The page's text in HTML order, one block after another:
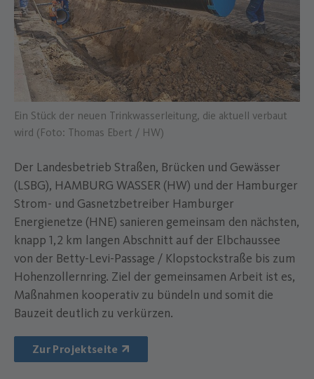
Ein Stück der neuen Trinkwasserleitung, die aktuell verbaut
wird (Foto: Thomas Ebert / HW)
Der Landesbetrieb Straßen, Brücken und Gewässer
(LSBG), HAMBURG WASSER (HW) und der Hamburger
Strom- und Gasnetzbetreiber Hamburger
Energienetze (HNE) sanieren gemeinsam den nächsten,
knapp 1,2 km langen Abschnitt auf der Elbchaussee
von der Betty-Levi-Passage / Klopstockstraße bis zum
Hohenzollernring. Ziel der gemeinsamen Arbeit ist es,
Maßnahmen kooperativ zu bündeln und somit die
Bauzeit deutlich zu verkürzen.
Zur Projektseite